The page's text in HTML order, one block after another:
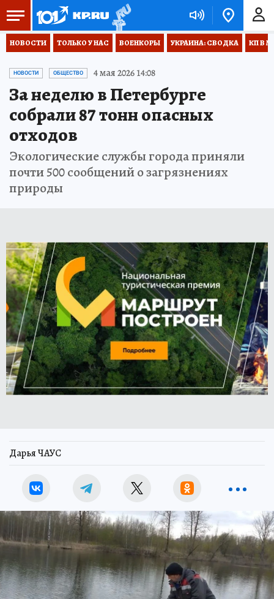
НОВОСТИ ТОЛЬКО У НАС ВОЕНКОРЫ УКРАИНА: СВОДКА КП В
НОВОСТИ ОБЩЕСТВО 4 мая 2026 14:08
За неделю в Петербурге
собрали 87 тонн опасных
отходов
Экологические службы города приняли
почти 500 сообщений о загрязнениях
природы
Дарья ЧАУС